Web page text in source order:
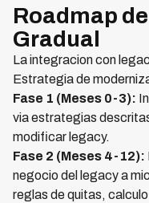
Roadmap
Gradual
La integracion con
Estrategia de
Fase 1 (Meses 0-3):
via estrategias
modificar legacy.
Fase 2 (Meses 4-12):
negocio del legacy a
reglas de quitas,